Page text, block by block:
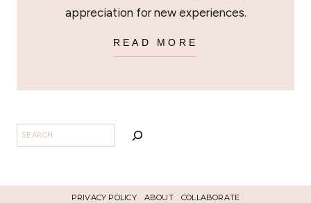
appreciation for new experiences.
READ MORE
PRIVACY POLICY ABOUT COLLABORATE